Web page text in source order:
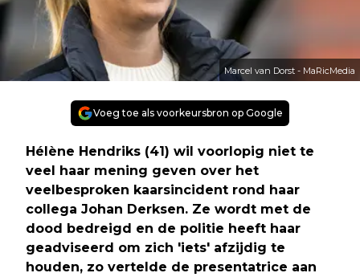
Marcel van Dorst - MaRicMedia
Voeg toe als voorkeursbron op Google
Hélène Hendriks (41) wil voorlopig niet te
veel haar mening geven over het
veelbesproken kaarsincident rond haar
collega Johan Derksen. Ze wordt met de
dood bedreigd en de politie heeft haar
geadviseerd om zich 'iets' afzijdig te
houden, zo vertelde de presentatrice aan